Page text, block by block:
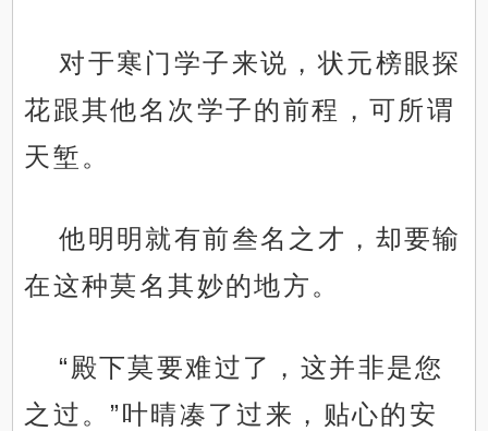
对于寒门学子来说，状元榜眼探
花跟其他名次学子的前程，可所谓
天堑。
他明明就有前叁名之才，却要输
在这种莫名其妙的地方。
“殿下莫要难过了，这并非是您
之过。”叶晴凑了过来，贴心的安